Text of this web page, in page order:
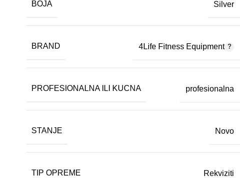
BOJA Silver
BRAND 4Life Fitness Equipment
PROFESIONALNA ILI KUCNA profesionalna
STANJE Novo
TIP OPREME Rekviziti